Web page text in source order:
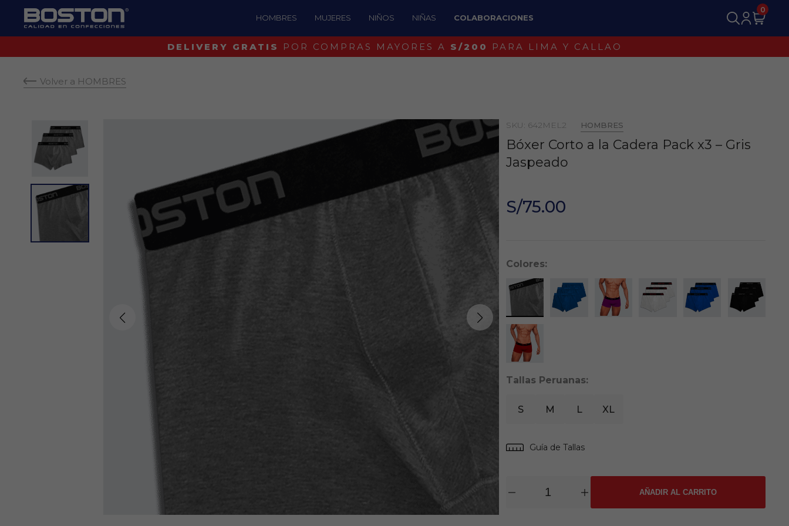
HOMBRES MUJERES NIÑOS NIÑAS COLABORACIONES
0
¡IDENTIFICA UN BOSTON ORIGINAL!
Volver a HOMBRES
SKU: 642MEL2 HOMBRES
Bóxer Corto a la Cadera Pack x3 – Gris
Jaspeado
S/75.00
Colores:
Tallas Peruanas:
S M L XL
Guía de Tallas
AÑADIR AL CARRITO